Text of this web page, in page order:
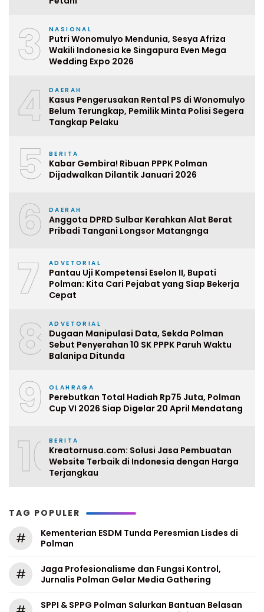
3 NASIONAL
Putri Wonomulyo Mendunia, Sesya Afriza
Wakili Indonesia ke Singapura Even Mega
Wedding Expo 2026
4 DAERAH
Kasus Pengerusakan Rental PS di Wonomulyo
Belum Terungkap, Pemilik Minta Polisi Segera
Tangkap Pelaku
5 BERITA
Kabar Gembira! Ribuan PPPK Polman
Dijadwalkan Dilantik Januari 2026
6 DAERAH
Anggota DPRD Sulbar Kerahkan Alat Berat
Pribadi Tangani Longsor Matangnga
7 ADVETORIAL
Pantau Uji Kompetensi Eselon II, Bupati
Polman: Kita Cari Pejabat yang Siap Bekerja
Cepat
8 ADVETORIAL
Dugaan Manipulasi Data, Sekda Polman
Sebut Penyerahan 10 SK PPPK Paruh Waktu
Balanipa Ditunda
9 OLAHRAGA
Perebutkan Total Hadiah Rp75 Juta, Polman
Cup VI 2026 Siap Digelar 20 April Mendatang
10BERITA
Kreatornusa.com: Solusi Jasa Pembuatan
Website Terbaik di Indonesia dengan Harga
Terjangkau
TAG POPULER
#
Kementerian ESDM Tunda Peresmian Lisdes di
Polman
#
Jaga Profesionalisme dan Fungsi Kontrol,
Jurnalis Polman Gelar Media Gathering
SPPI & SPPG Polman Salurkan Bantuan Belasan